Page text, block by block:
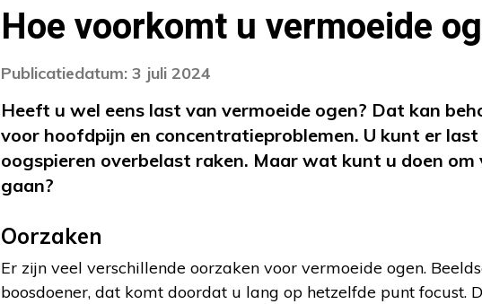
Hoe voorkomt u vermoeide
Publicatiedatum: 3 juli 2024
Heeft u wel eens last van vermoeide ogen? Dat kan
voor hoofdpijn en concentratieproblemen. U kunt er
oogspieren overbelast raken. Maar wat kunt u doen
gaan?
Oorzaken
Er zijn veel verschillende oorzaken voor vermoeide ogen.
boosdoener, dat komt doordat u lang op hetzelfde punt focust.